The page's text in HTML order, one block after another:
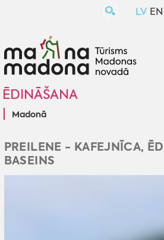
LV EN
ĒDINĀŠANA
Madonā
PREILENE - KAFEJNĪCA,
BASEINS